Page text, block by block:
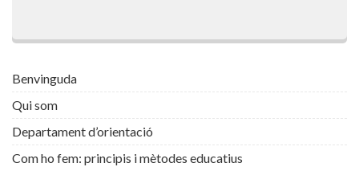
Benvinguda
Qui som
Departament d’orientació
Com ho fem: principis i mètodes educatius